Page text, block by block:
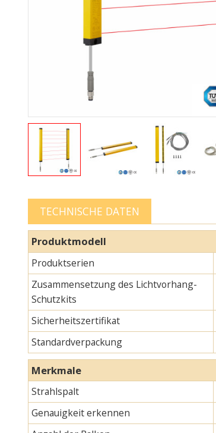
TECHNISCHE DATEN
Produktmodell
Produktserien
Zusammensetzung des Lichtvorhang-
Schutzkits
Sicherheitszertifikat
Standardverpackung
Merkmale
Strahlspalt
Genauigkeit erkennen